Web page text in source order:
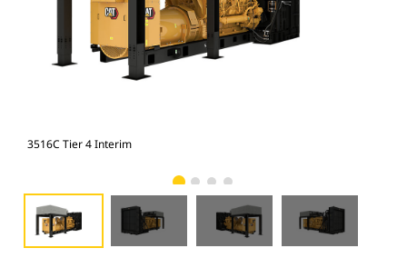
3516C Tier 4 Interim